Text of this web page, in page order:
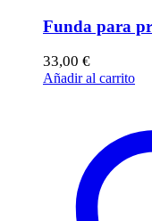
Funda para
33,00 €
Añadir al carrito